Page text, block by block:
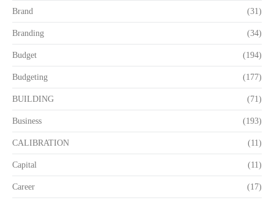
Brand (31)
Branding (34)
Budget (194)
Budgeting (177)
BUILDING (71)
Business (193)
CALIBRATION (11)
Capital (11)
Career (17)